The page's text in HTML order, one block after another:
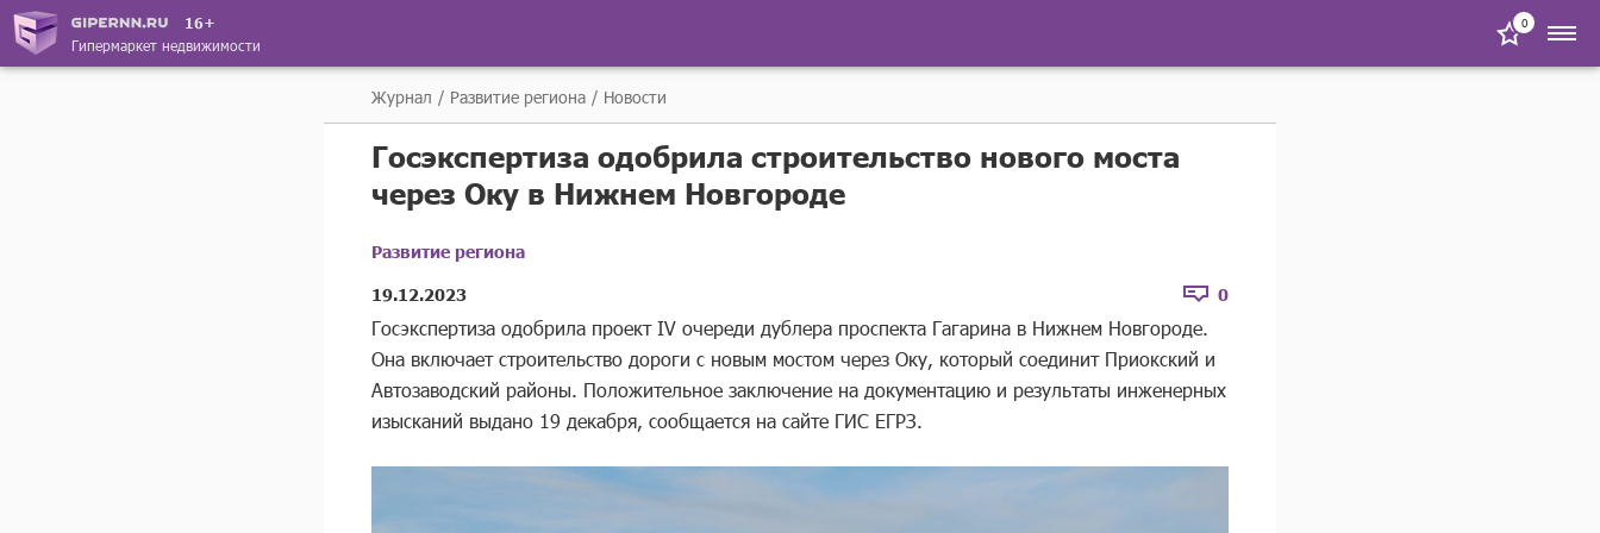
16+
Гипермаркет недвижимости
0
Журнал Развитие региона Новости
Госэкспертиза одобрила строительство нового моста
через Оку в Нижнем Новгороде
Развитие региона
19.12.2023
0
Госэкспертиза одобрила проект IV очереди дублера проспекта Гагарина в Нижнем Новгороде.
Она включает строительство дороги с новым мостом через Оку, который соединит Приокский и
Автозаводский районы. Положительное заключение на документацию и результаты инженерных
изысканий выдано 19 декабря, сообщается на сайте ГИС ЕГРЗ.